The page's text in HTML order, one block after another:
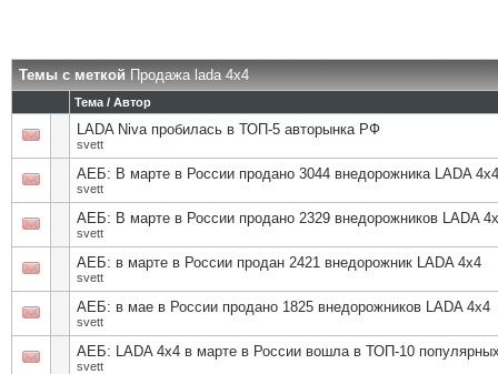
Темы с меткойПродажа lada 4x4
Тема / Автор
LADA Niva пробилась в ТОП-5 авторынка РФ
svett
АЕБ: В марте в России продано 3044 внедорожника LADA 4х4
svett
АЕБ: В марте в России продано 2329 внедорожников LADA
svett
АЕБ: в марте в России продан 2421 внедорожник LADA 4х4
svett
АЕБ: в мае в России продано 1825 внедорожников LADA 4х4
svett
АЕБ: LADA 4х4 в марте в России вошла в ТОП-10
svett